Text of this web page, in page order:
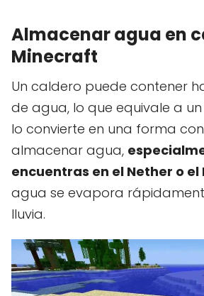
Almacenar agua en
Minecraft
Un caldero puede contener
de agua, lo que equivale a
lo convierte en una forma
almacenar agua,
encuentras en el Nether o el
agua se evapora
lluvia.